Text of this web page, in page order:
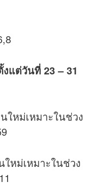
งแต่วันที่ 23 – 31
หม่เหมาะในช่วง
หม่เหมาะในช่วง